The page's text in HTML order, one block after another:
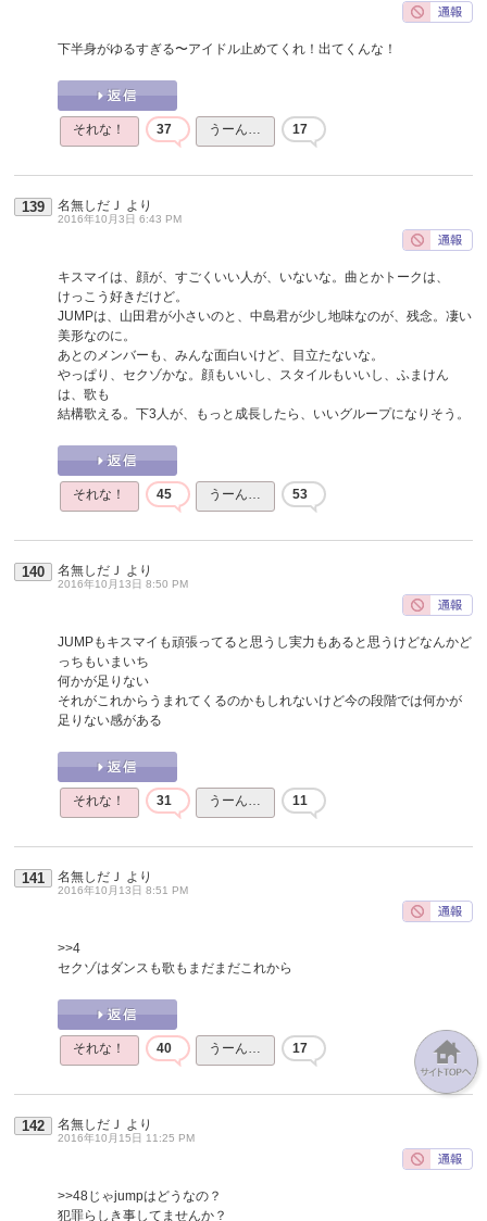
下半身がゆるすぎる〜アイドル止めてくれ！出てくんな！
それな！ 37 うーん… 17
139 名無しだＪ より
2016年10月3日 6:43 PM
キスマイは、顔が、すごくいい人が、いないな。曲とかトークは、
けっこう好きだけど。
JUMPは、山田君が小さいのと、中島君が少し地味なのが、残念。凄い
美形なのに。
あとのメンバーも、みんな面白いけど、目立たないな。
やっぱり、セクゾかな。顔もいいし、スタイルもいいし、ふまけん
は、歌も
結構歌える。下3人が、もっと成長したら、いいグループになりそう。
それな！ 45 うーん… 53
140 名無しだＪ より
2016年10月13日 8:50 PM
JUMPもキスマイも頑張ってると思うし実力もあると思うけどなんかど
っちもいまいち
何かが足りない
それがこれからうまれてくるのかもしれないけど今の段階では何かが
足りない感がある
それな！ 31 うーん… 11
141 名無しだＪ より
2016年10月13日 8:51 PM
>>4
セクゾはダンスも歌もまだまだこれから
それな！ 40 うーん… 17
142 名無しだＪ より
2016年10月15日 11:25 PM
>>48じゃjumpはどうなの？
犯罪らしき事してませんか？